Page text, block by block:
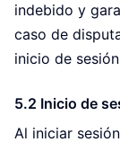
indebido y
caso de
inicio de
5.2 Inicio de
Al iniciar